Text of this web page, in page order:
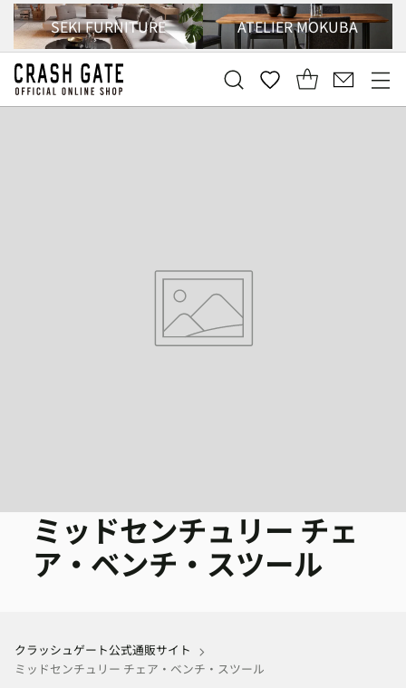
SEKI FURNITURE ATELIER MOKUBA
ミッドセンチュリー チェ
ア・ベンチ・スツール
クラッシュゲート公式通販サイト
ミッドセンチュリー チェア・ベンチ・スツール